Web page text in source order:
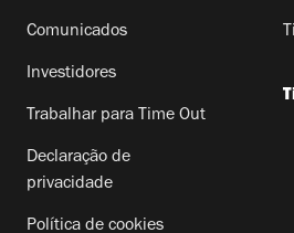
Comunicados
Investidores
Trabalhar para Time Out
Declaração de
privacidade
Política de cookies